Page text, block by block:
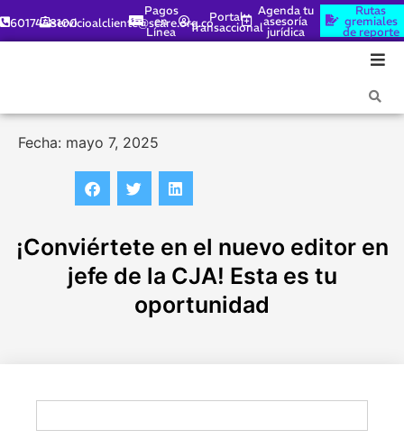
6017448100servicioalcliente@scare.org.co
Pagos
en
Línea
Portal
Transaccional
Agenda tu
asesoría
jurídica
Rutas
gremiales
de reporte
Fecha: mayo 7, 2025
¡Conviértete en el nuevo editor en
jefe de la CJA! Esta es tu
oportunidad